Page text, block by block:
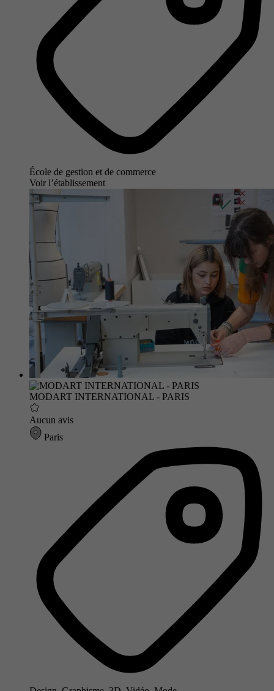
École de gestion et de commerce
Voir l’établissement
MODART INTERNATIONAL - PARIS
Aucun avis
Paris